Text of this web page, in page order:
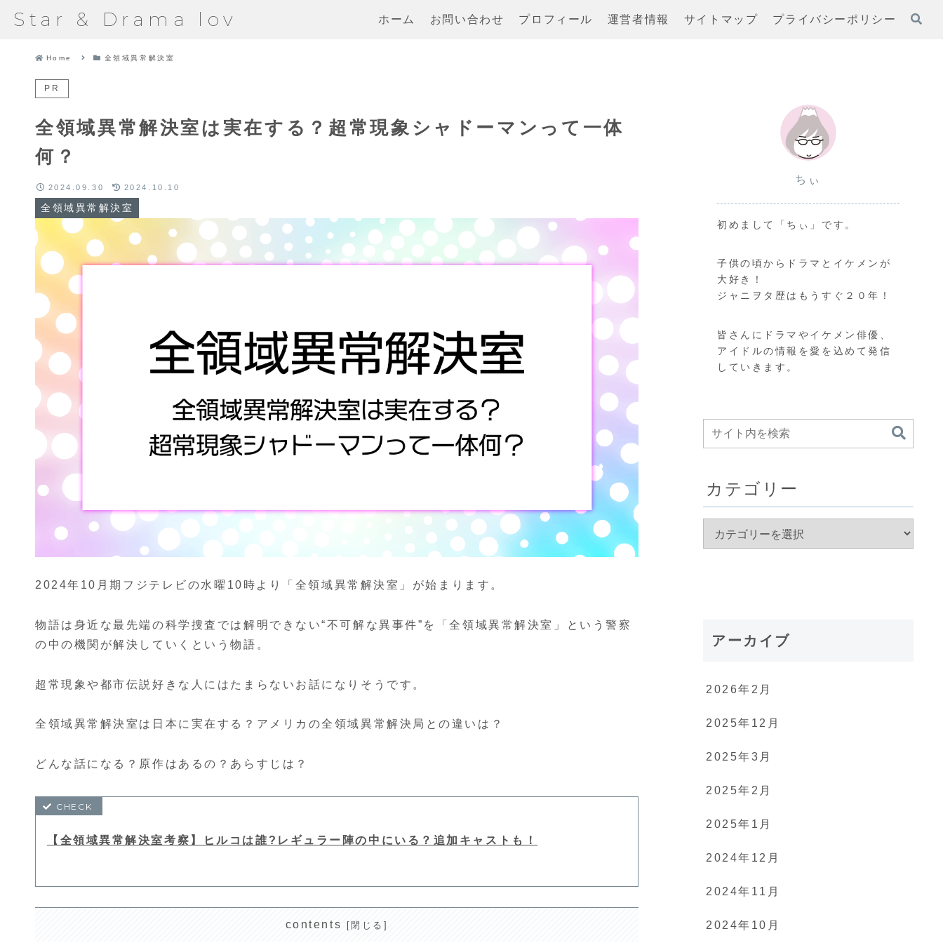
Star & Drama lov ホーム お問い合わせ プロフィール 運営者情報 サイトマップ プライバシーポリシー
Home 全領域異常解決室
PR
全領域異常解決室は実在する？超常現象シャドーマンって一体
何？
全領域異常解決室
2024.09.30 2024.10.10
2024年10月期フジテレビの水曜10時より「全領域異常解決室」が始まります。
物語は身近な最先端の科学捜査では解明できない“不可解な異事件”を「全領域異常解決室」という警察
の中の機関が解決していくという物語。
超常現象や都市伝説好きな人にはたまらないお話になりそうです。
全領域異常解決室は日本に実在する？アメリカの全領域異常解決局との違いは？
どんな話になる？原作はあるの？あらすじは？
【全領域異常解決室考察】ヒルコは誰?レギュラー陣の中にいる？追加キャストも！
contents
ちぃ
初めまして「ちぃ」です。
子供の頃からドラマとイケメンが
大好き！
ジャニヲタ歴はもうすぐ２０年！
皆さんにドラマやイケメン俳優、
アイドルの情報を愛を込めて発信
していきます。
カテゴリー
アーカイブ
2026年2月
2025年12月
2025年3月
2025年2月
2025年1月
2024年12月
2024年11月
2024年10月